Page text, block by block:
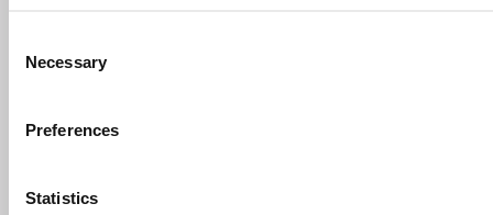
Selection
Necessary
Preferences
Statistics